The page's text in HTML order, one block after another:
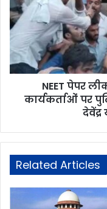
NEET पेपर
कार्यकर्ताओं पर
Related Articles